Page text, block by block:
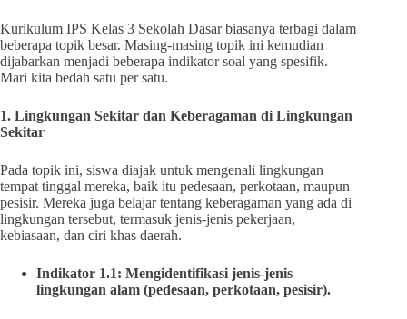
Kurikulum IPS Kelas 3 Sekolah Dasar biasanya terbagi dalam
beberapa topik besar. Masing-masing topik ini kemudian
dijabarkan menjadi beberapa indikator soal yang spesifik.
Mari kita bedah satu per satu.
1. Lingkungan Sekitar dan Keberagaman di Lingkungan
Sekitar
Pada topik ini, siswa diajak untuk mengenali lingkungan
tempat tinggal mereka, baik itu pedesaan, perkotaan, maupun
pesisir. Mereka juga belajar tentang keberagaman yang ada di
lingkungan tersebut, termasuk jenis-jenis pekerjaan,
kebiasaan, dan ciri khas daerah.
Indikator 1.1: Mengidentifikasi jenis-jenis
lingkungan alam (pedesaan, perkotaan, pesisir).